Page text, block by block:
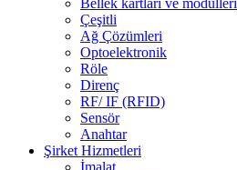
Bellek kartları ve modülleri
Çeşitli
Ağ Çözümleri
Optoelektronik
Röle
Direnç
RF/ IF (RFID)
Sensör
Anahtar
Şirket Hizmetleri
İmalat